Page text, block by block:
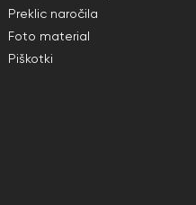
Preklic naročila
Foto material
Piškotki